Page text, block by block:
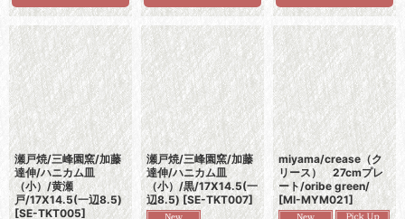
瀬戸焼/三峰園窯/加藤
達伸/ハニカム皿
（小）/黄瀬
戸/17X14.5(一辺8.5)
[SE-TKT005]
瀬戸焼/三峰園窯/加藤
達伸/ハニカム皿
（小）/黒/17X14.5(一
辺8.5) [SE-TKT007]
miyama/crease（ク
リース） 27cmプレ
ート/oribe green/
[MI-MYM021]